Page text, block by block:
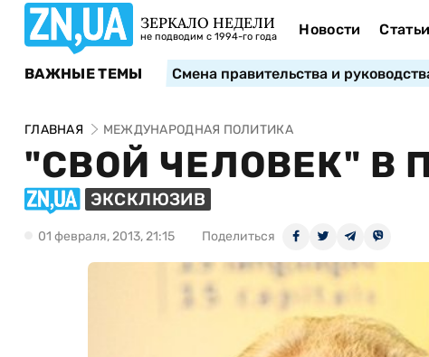
ЗЕРКАЛО НЕДЕЛИ
не подводим с 1994-го года Новости Статьи
ВАЖНЫЕ ТЕМЫ Смена правительства и
ГЛАВНАЯ МЕЖДУНАРОДНАЯ ПОЛИТИКА
"СВОЙ ЧЕЛОВЕК" В
ЭКСКЛЮЗИВ
01 февраля, 2013, 21:15 Поделиться